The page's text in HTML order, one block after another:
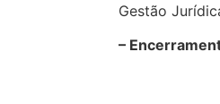
Gestão
–